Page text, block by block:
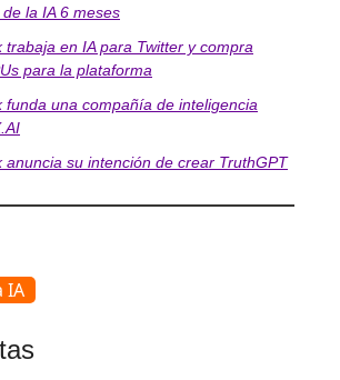
la IA 6 meses
trabaja en IA para Twitter y compra
para la plataforma
funda una compañía de inteligencia
anuncia su intención de crear TruthGPT
IA